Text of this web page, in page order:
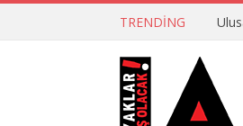
TRENDING